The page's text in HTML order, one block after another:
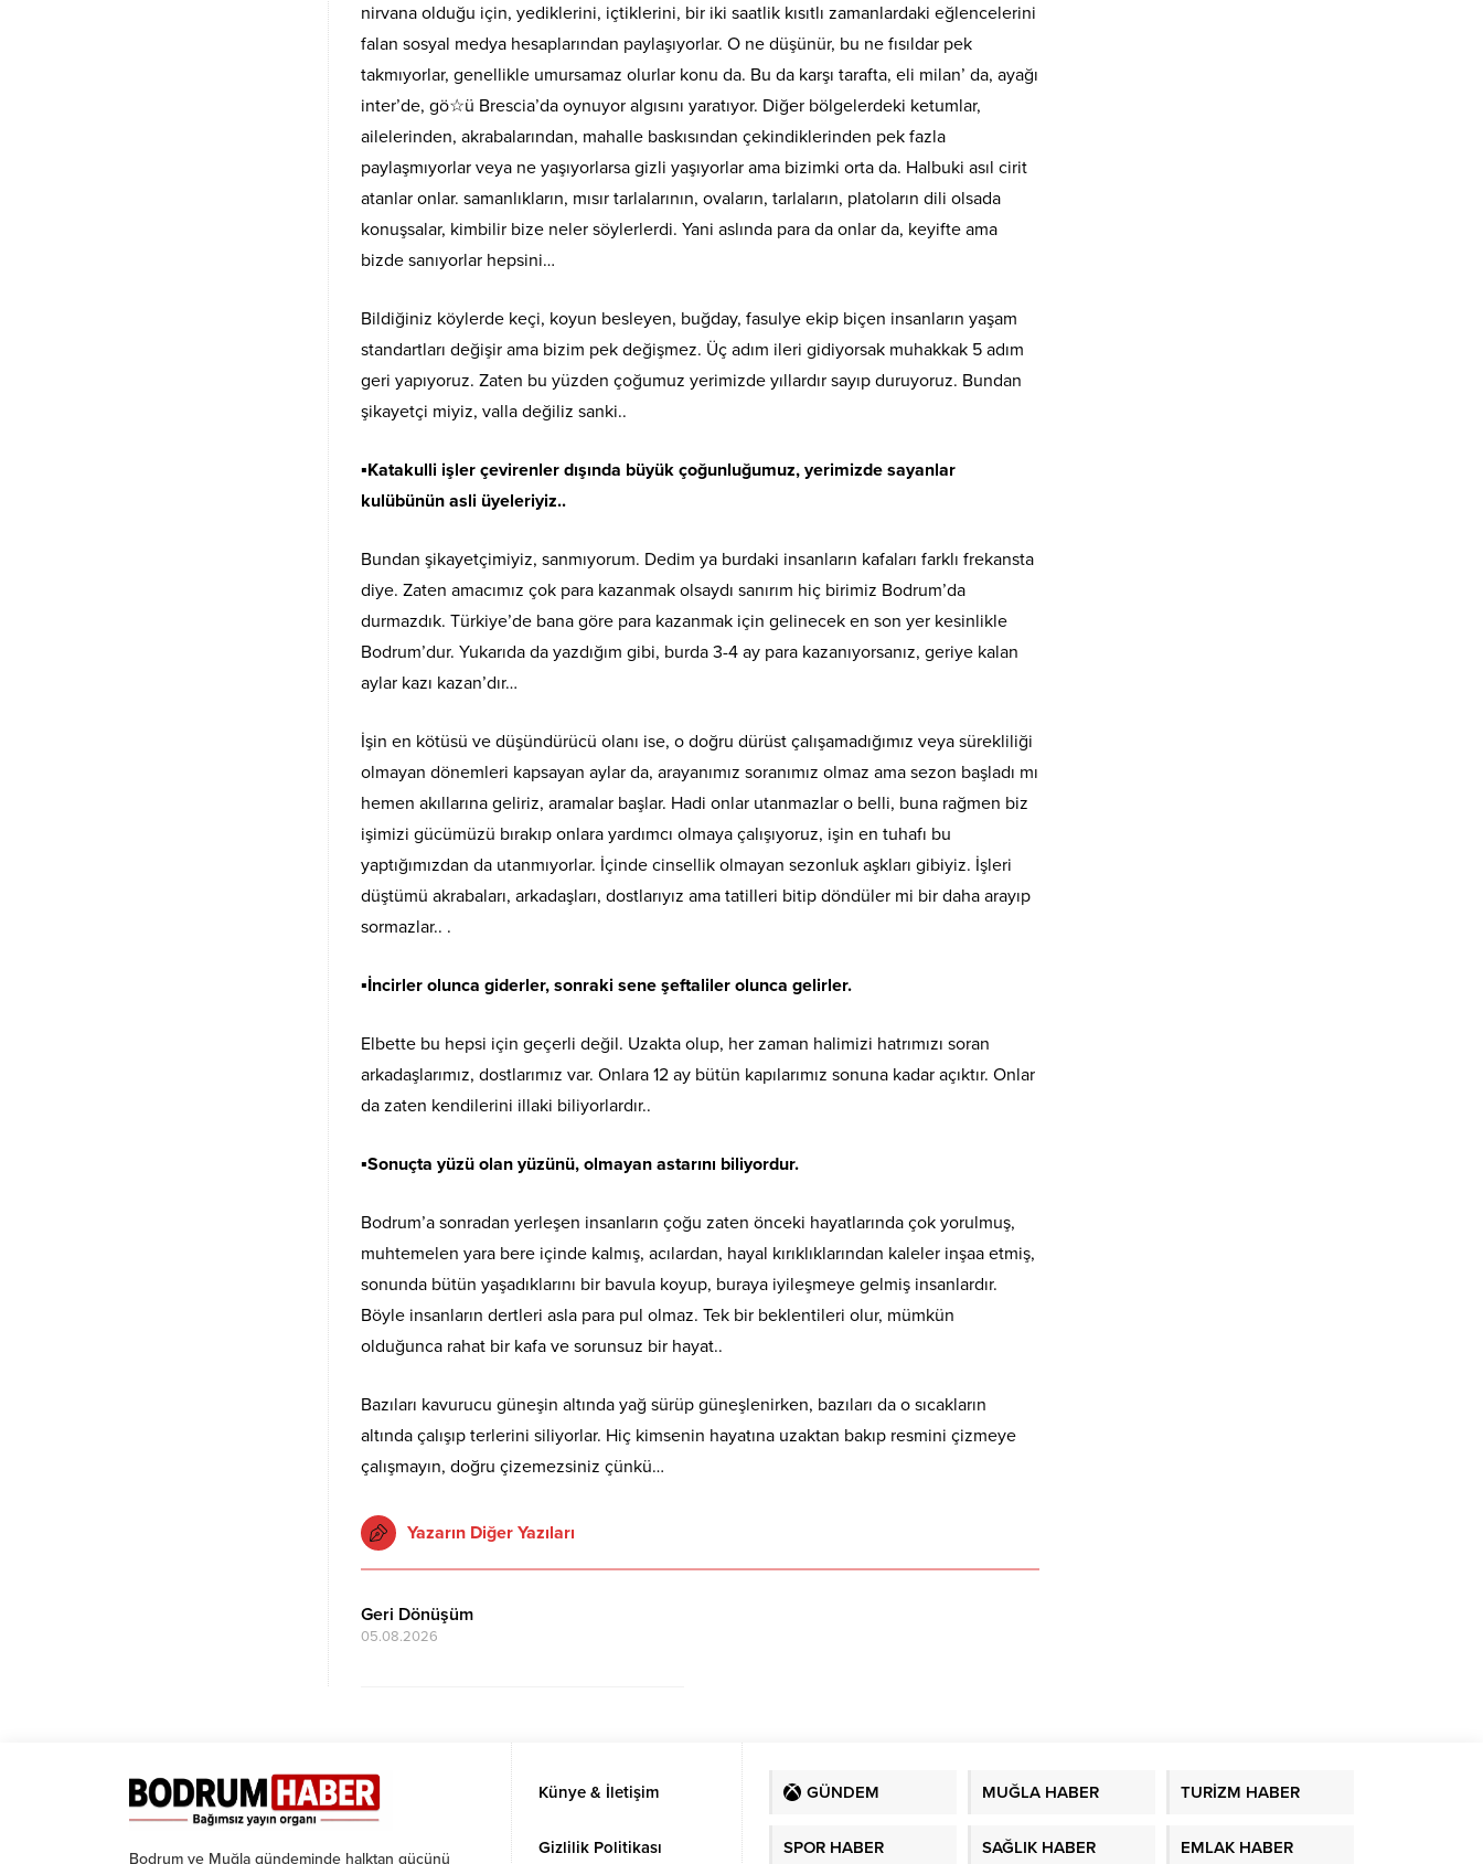
nirvana olduğu için, yediklerini, içtiklerini, bir iki saatlik kısıtlı zamanlardaki eğlencelerini
falan sosyal medya hesaplarından paylaşıyorlar. O ne düşünür, bu ne fısıldar pek
takmıyorlar, genellikle umursamaz olurlar konu da. Bu da karşı tarafta, eli milan’ da, ayağı
inter’de, gö☆ü Brescia’da oynuyor algısını yaratıyor. Diğer bölgelerdeki ketumlar,
ailelerinden, akrabalarından, mahalle baskısından çekindiklerinden pek fazla
paylaşmıyorlar veya ne yaşıyorlarsa gizli yaşıyorlar ama bizimki orta da. Halbuki asıl cirit
atanlar onlar. samanlıkların, mısır tarlalarının, ovaların, tarlaların, platoların dili olsada
konuşsalar, kimbilir bize neler söylerlerdi. Yani aslında para da onlar da, keyifte ama
bizde sanıyorlar hepsini…
Bildiğiniz köylerde keçi, koyun besleyen, buğday, fasulye ekip biçen insanların yaşam
standartları değişir ama bizim pek değişmez. Üç adım ileri gidiyorsak muhakkak 5 adım
geri yapıyoruz. Zaten bu yüzden çoğumuz yerimizde yıllardır sayıp duruyoruz. Bundan
şikayetçi miyiz, valla değiliz sanki..
▪︎Katakulli işler çevirenler dışında büyük çoğunluğumuz, yerimizde sayanlar
kulübünün asli üyeleriyiz..
Bundan şikayetçimiyiz, sanmıyorum. Dedim ya burdaki insanların kafaları farklı frekansta
diye. Zaten amacımız çok para kazanmak olsaydı sanırım hiç birimiz Bodrum’da
durmazdık. Türkiye’de bana göre para kazanmak için gelinecek en son yer kesinlikle
Bodrum’dur. Yukarıda da yazdığım gibi, burda 3-4 ay para kazanıyorsanız, geriye kalan
aylar kazı kazan’dır…
İşin en kötüsü ve düşündürücü olanı ise, o doğru dürüst çalışamadığımız veya sürekliliği
olmayan dönemleri kapsayan aylar da, arayanımız soranımız olmaz ama sezon başladı mı
hemen akıllarına geliriz, aramalar başlar. Hadi onlar utanmazlar o belli, buna rağmen biz
işimizi gücümüzü bırakıp onlara yardımcı olmaya çalışıyoruz, işin en tuhafı bu
yaptığımızdan da utanmıyorlar. İçinde cinsellik olmayan sezonluk aşkları gibiyiz. İşleri
düştümü akrabaları, arkadaşları, dostlarıyız ama tatilleri bitip döndüler mi bir daha arayıp
sormazlar.. .
▪︎İncirler olunca giderler, sonraki sene şeftaliler olunca gelirler.
Elbette bu hepsi için geçerli değil. Uzakta olup, her zaman halimizi hatrımızı soran
arkadaşlarımız, dostlarımız var. Onlara 12 ay bütün kapılarımız sonuna kadar açıktır. Onlar
da zaten kendilerini illaki biliyorlardır..
▪︎Sonuçta yüzü olan yüzünü, olmayan astarını biliyordur.
Bodrum’a sonradan yerleşen insanların çoğu zaten önceki hayatlarında çok yorulmuş,
muhtemelen yara bere içinde kalmış, acılardan, hayal kırıklıklarından kaleler inşaa etmiş,
sonunda bütün yaşadıklarını bir bavula koyup, buraya iyileşmeye gelmiş insanlardır.
Böyle insanların dertleri asla para pul olmaz. Tek bir beklentileri olur, mümkün
olduğunca rahat bir kafa ve sorunsuz bir hayat..
Bazıları kavurucu güneşin altında yağ sürüp güneşlenirken, bazıları da o sıcakların
altında çalışıp terlerini siliyorlar. Hiç kimsenin hayatına uzaktan bakıp resmini çizmeye
çalışmayın, doğru çizemezsiniz çünkü…
Yazarın Diğer Yazıları
Geri Dönüşüm
05.08.2026
Bodrum ve Muğla gündeminde halktan gücünü
Künye & İletişim
Gizlilik Politikası
GÜNDEM MUĞLA HABER TURİZM HABER
SPOR HABER SAĞLIK HABER EMLAK HABER